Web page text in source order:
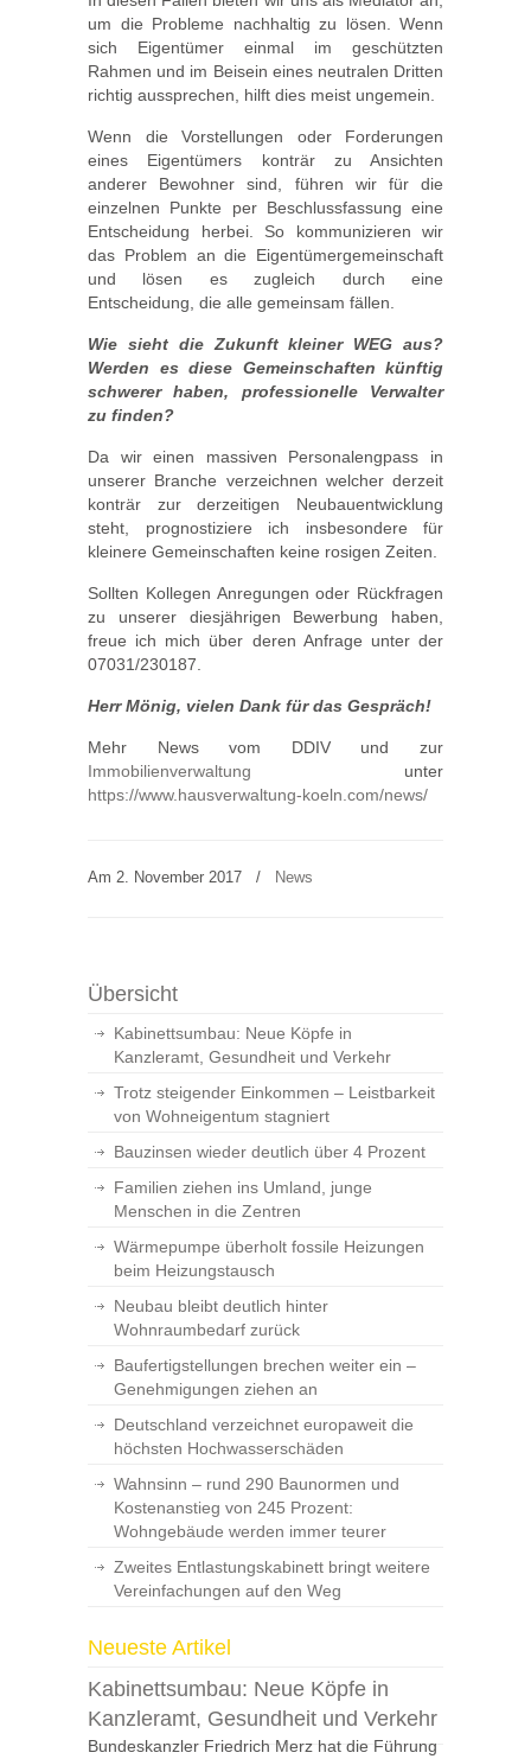
um die Probleme nachhaltig zu lösen. Wenn
sich Eigentümer einmal im geschützten
Rahmen und im Beisein eines neutralen Dritten
richtig aussprechen, hilft dies meist ungemein.
Wenn die Vorstellungen oder Forderungen
eines Eigentümers konträr zu Ansichten
anderer Bewohner sind, führen wir für die
einzelnen Punkte per Beschlussfassung eine
Entscheidung herbei. So kommunizieren wir
das Problem an die Eigentümergemeinschaft
und lösen es zugleich durch eine
Entscheidung, die alle gemeinsam fällen.
Wie sieht die Zukunft kleiner WEG aus?
Werden es diese Gemeinschaften künftig
schwerer haben, professionelle Verwalter
zu finden?
Da wir einen massiven Personalengpass in
unserer Branche verzeichnen welcher derzeit
konträr zur derzeitigen Neubauentwicklung
steht, prognostiziere ich insbesondere für
kleinere Gemeinschaften keine rosigen Zeiten.
Sollten Kollegen Anregungen oder Rückfragen
zu unserer diesjährigen Bewerbung haben,
freue ich mich über deren Anfrage unter der
07031/230187.
Herr Mönig, vielen Dank für das Gespräch!
Mehr News vom DDIV und zur
Immobilienverwaltung unter
https://www.hausverwaltung-koeln.com/news/
Am 2. November 2017 / News
Übersicht
Kabinettsumbau: Neue Köpfe in
Kanzleramt, Gesundheit und Verkehr
Trotz steigender Einkommen – Leistbarkeit
von Wohneigentum stagniert
Bauzinsen wieder deutlich über 4 Prozent
Familien ziehen ins Umland, junge
Menschen in die Zentren
Wärmepumpe überholt fossile Heizungen
beim Heizungstausch
Neubau bleibt deutlich hinter
Wohnraumbedarf zurück
Baufertigstellungen brechen weiter ein –
Genehmigungen ziehen an
Deutschland verzeichnet europaweit die
höchsten Hochwasserschäden
Wahnsinn – rund 290 Baunormen und
Kostenanstieg von 245 Prozent:
Wohngebäude werden immer teurer
Zweites Entlastungskabinett bringt weitere
Vereinfachungen auf den Weg
Neueste Artikel
Kabinettsumbau: Neue Köpfe in
Kanzleramt, Gesundheit und Verkehr
Bundeskanzler Friedrich Merz hat die Führung